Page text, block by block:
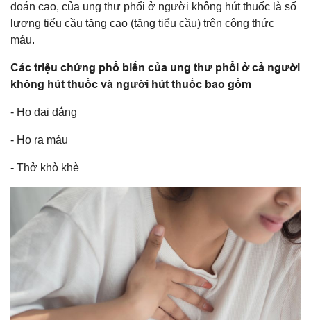
đoán cao, của ung thư phổi ở người không hút thuốc là số
lượng tiểu cầu tăng cao (tăng tiểu cầu) trên công thức
máu.
Các triệu chứng phổ biến của ung thư phổi ở cả người
không hút thuốc và người hút thuốc bao gồm
- Ho dai dẳng
- Ho ra máu
- Thở khò khè